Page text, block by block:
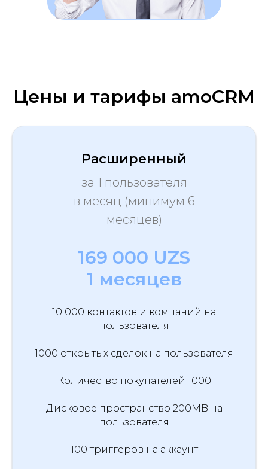
Цены и тарифы amoCRM
Расширенный
за 1 пользователя
в месяц (минимум 6
месяцев)
169 000 UZS
1 месяцев
10 000 контактов и компаний на
пользователя
1000 открытых сделок на пользователя
Количество покупателей 1000
Дисковое пространство 200MB на
пользователя
100 триггеров на аккаунт